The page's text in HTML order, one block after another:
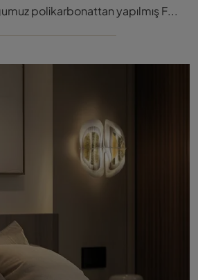
Avize: Size sunduğumuz polikarbonattan yapılmış Fiordlys Sospension avizesi hakkında daha fazla bilgi edinin